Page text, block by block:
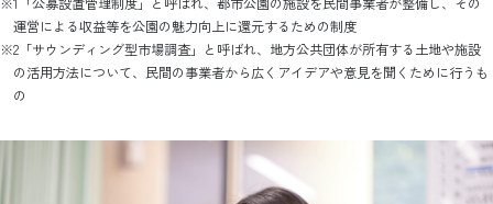
運営による収益等を公園の魅力向上に還元するための制度
※2「サウンディング型市場調査」と呼ばれ、地方公共団体が所有する土地や施設
の活用方法について、民間の事業者から広くアイデアや意見を聞くために行うも
の